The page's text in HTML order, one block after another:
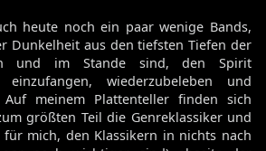
heute noch ein paar wenige Bands,
Dunkelheit aus den tiefsten Tiefen der
und im Stande sind, den Spirit
einzufangen, wiederzubeleben und
Auf meinem Plattenteller finden sich
größten Teil die Genreklassiker und
für mich, den Klassikern in nichts nach